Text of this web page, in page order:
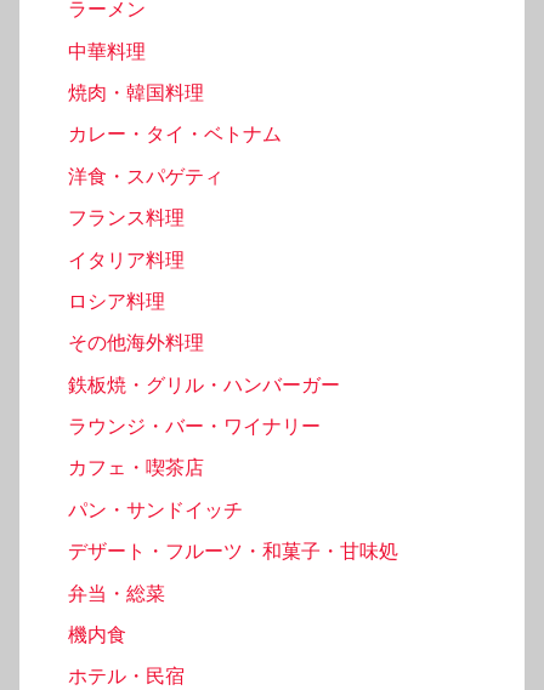
ラーメン
中華料理
焼肉・韓国料理
カレー・タイ・ベトナム
洋食・スパゲティ
フランス料理
イタリア料理
ロシア料理
その他海外料理
鉄板焼・グリル・ハンバーガー
ラウンジ・バー・ワイナリー
カフェ・喫茶店
パン・サンドイッチ
デザート・フルーツ・和菓子・甘味処
弁当・総菜
機内食
ホテル・民宿